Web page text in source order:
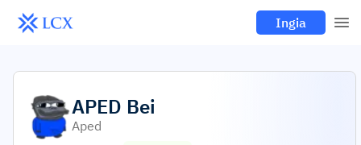
Ingia
APED Bei
Aped